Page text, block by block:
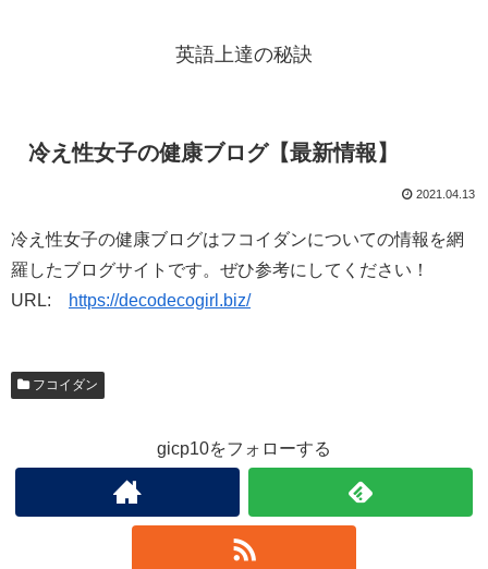
英語上達の秘訣
冷え性女子の健康ブログ【最新情報】
2021.04.13
冷え性女子の健康ブログはフコイダンについての情報を網
羅したブログサイトです。ぜひ参考にしてください！
URL:
https://decodecogirl.biz/
フコイダン
gicp10をフォローする